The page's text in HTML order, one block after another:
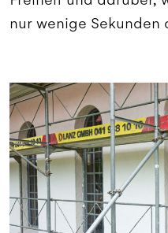
nur wenige Sekunden